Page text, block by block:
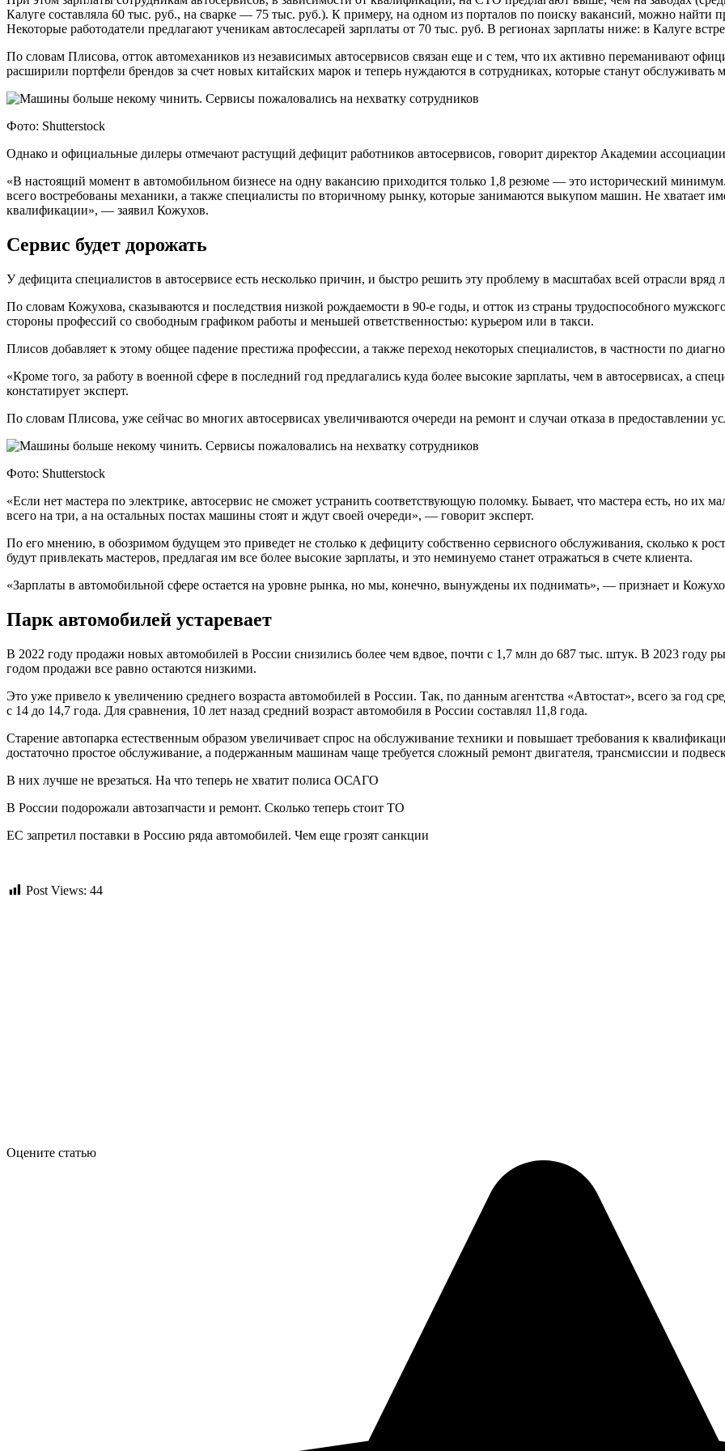
Калуге составляла 60 тыс. руб., на сварке — 75 тыс. руб.). К примеру, на одном из порталов по поиску вакансий, можно найти
Некоторые работодатели предлагают ученикам автослесарей зарплаты от 70 тыс. руб. В регионах зарплаты ниже: в Калуге
По словам Плисова, отток автомехаников из независимых автосервисов связан еще и с тем, что их активно переманивают
расширили портфели брендов за счет новых китайских марок и теперь нуждаются в сотрудниках, которые станут
Фото: Shutterstock
Однако и официальные дилеры отмечают растущий дефицит работников автосервисов, говорит директор Академии
«В настоящий момент в автомобильном бизнесе на одну вакансию приходится только 1,8 резюме — это исторический
всего востребованы механики, а также специалисты по вторичному рынку, которые занимаются выкупом машин. Не хватает
квалификации», — заявил Кожухов.
Сервис будет дорожать
У дефицита специалистов в автосервисе есть несколько причин, и быстро решить эту проблему в масштабах всей отрасли
По словам Кожухова, сказываются и последствия низкой рождаемости в 90-е годы, и отток из страны трудоспособного
стороны профессий со свободным графиком работы и меньшей ответственностью: курьером или в такси.
Плисов добавляет к этому общее падение престижа профессии, а также переход некоторых специалистов, в частности по
«Кроме того, за работу в военной сфере в последний год предлагались куда более высокие зарплаты, чем в автосервисах, а
констатирует эксперт.
По словам Плисова, уже сейчас во многих автосервисах увеличиваются очереди на ремонт и случаи отказа в предоставлении
Фото: Shutterstock
«Если нет мастера по электрике, автосервис не сможет устранить соответствующую поломку. Бывает, что мастера есть, но их
всего на три, а на остальных постах машины стоят и ждут своей очереди», — говорит эксперт.
По его мнению, в обозримом будущем это приведет не столько к дефициту собственно сервисного обслуживания, сколько к
будут привлекать мастеров, предлагая им все более высокие зарплаты, и это неминуемо станет отражаться в счете клиента.
«Зарплаты в автомобильной сфере остается на уровне рынка, но мы, конечно, вынуждены их поднимать», — признает и
Парк автомобилей устаревает
В 2022 году продажи новых автомобилей в России снизились более чем вдвое, почти с 1,7 млн до 687 тыс. штук. В 2023 году
годом продажи все равно остаются низкими.
Это уже привело к увеличению среднего возраста автомобилей в России. Так, по данным агентства «Автостат», всего за год
с 14 до 14,7 года. Для сравнения, 10 лет назад средний возраст автомобиля в России составлял 11,8 года.
Старение автопарка естественным образом увеличивает спрос на обслуживание техники и повышает требования к
достаточно простое обслуживание, а подержанным машинам чаще требуется сложный ремонт двигателя, трансмиссии и
В них лучше не врезаться. На что теперь не хватит полиса ОСАГО
В России подорожали автозапчасти и ремонт. Сколько теперь стоит ТО
ЕС запретил поставки в Россию ряда автомобилей. Чем еще грозят санкции
Post Views: 44
Оцените статью